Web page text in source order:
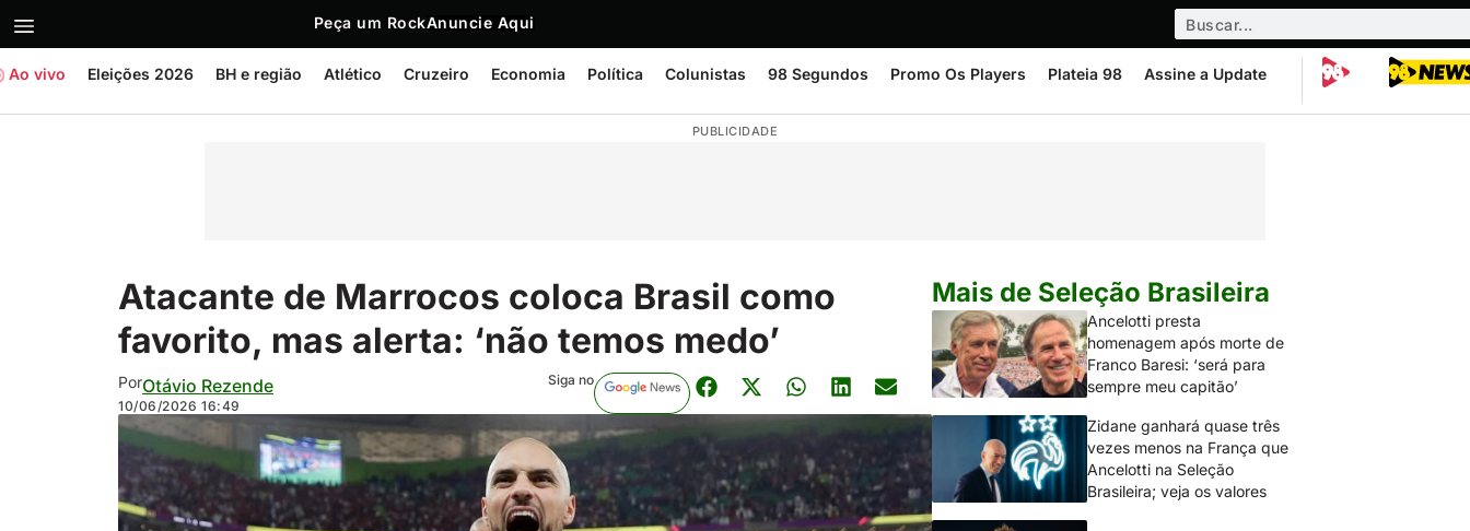
Peça um RockAnuncie Aqui
Ao vivo Eleições 2026 BH e região Atlético Cruzeiro Economia Política Colunistas 98 Segundos Promo Os Players Plateia 98 Assine a Update
PUBLICIDADE
Atacante de Marrocos coloca Brasil como
favorito, mas alerta: ‘não temos medo’
PorOtávio Rezende
10/06/2026 16:49
Siga no
Mais de Seleção Brasileira
Ancelotti presta
homenagem após morte de
Franco Baresi: ‘será para
sempre meu capitão’
Zidane ganhará quase três
vezes menos na França que
Ancelotti na Seleção
Brasileira; veja os valores